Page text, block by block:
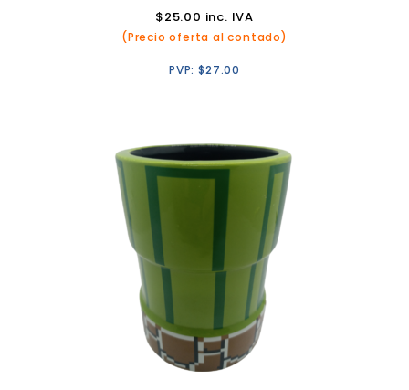
$25.00 inc. IVA
(Precio oferta al contado)
PVP:$27.00